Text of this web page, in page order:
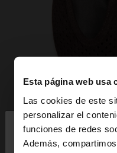
Esta página web usa
Las cookies de este
personalizar el
funciones de redes
Además,
hola